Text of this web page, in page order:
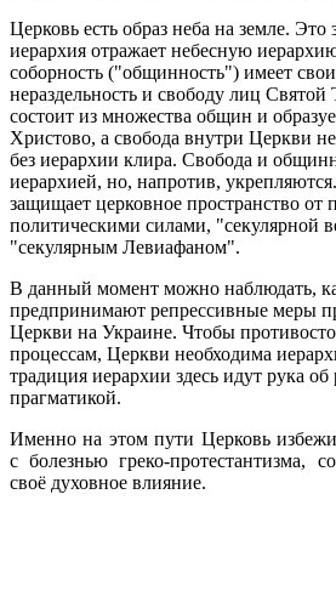
Церковь есть образ неба на земле. Это
иерархия отражает небесную
соборность ("общинность") имеет
нераздельность и свободу лиц
состоит из множества общин и
Христово, а свобода внутри Церкви
без иерархии клира. Свобода и
иерархией, но, напротив,
защищает церковное пространство
политическими силами, "секулярной
"секулярным Левиафаном".
В данный момент можно наблюдать,
предпринимают репрессивные меры
Церкви на Украине. Чтобы
процессам, Церкви необходима
традиция иерархии здесь идут рука об
прагматикой.
Именно на этом пути Церковь
с болезнью греко-протестантизма,
своё духовное влияние.